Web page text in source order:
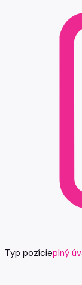
Typ pozícieplný